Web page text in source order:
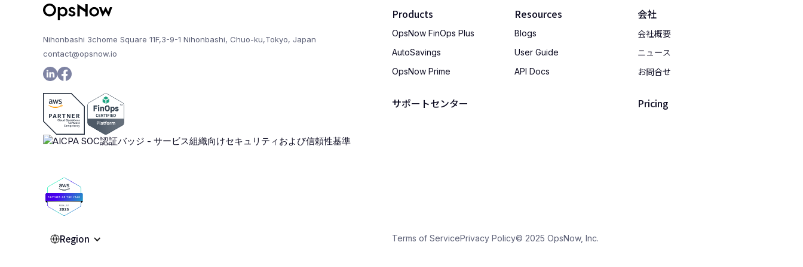
Nihonbashi 3chome Square 11F,3-9-1 Nihonbashi, Chuo-ku,Tokyo, Japan
contact@opsnow.io
Products
OpsNow FinOps Plus
AutoSavings
OpsNow Prime
サポートセンター
Resources
Blogs
User Guide
API Docs
会社
会社概要
ニュース
お問合せ
Pricing
Terms of ServicePrivacy Policy© 2025 OpsNow, Inc.
Region